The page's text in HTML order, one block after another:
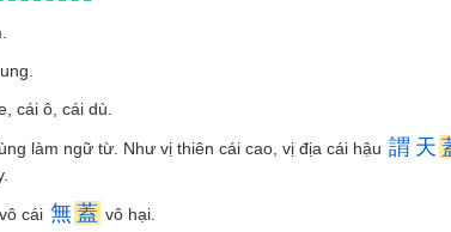
cái ô, cái dù.
làm ngữ từ. Như vị thiên cái cao, vị địa cái hậu 謂 天
cái 無 蓋 vô hại.